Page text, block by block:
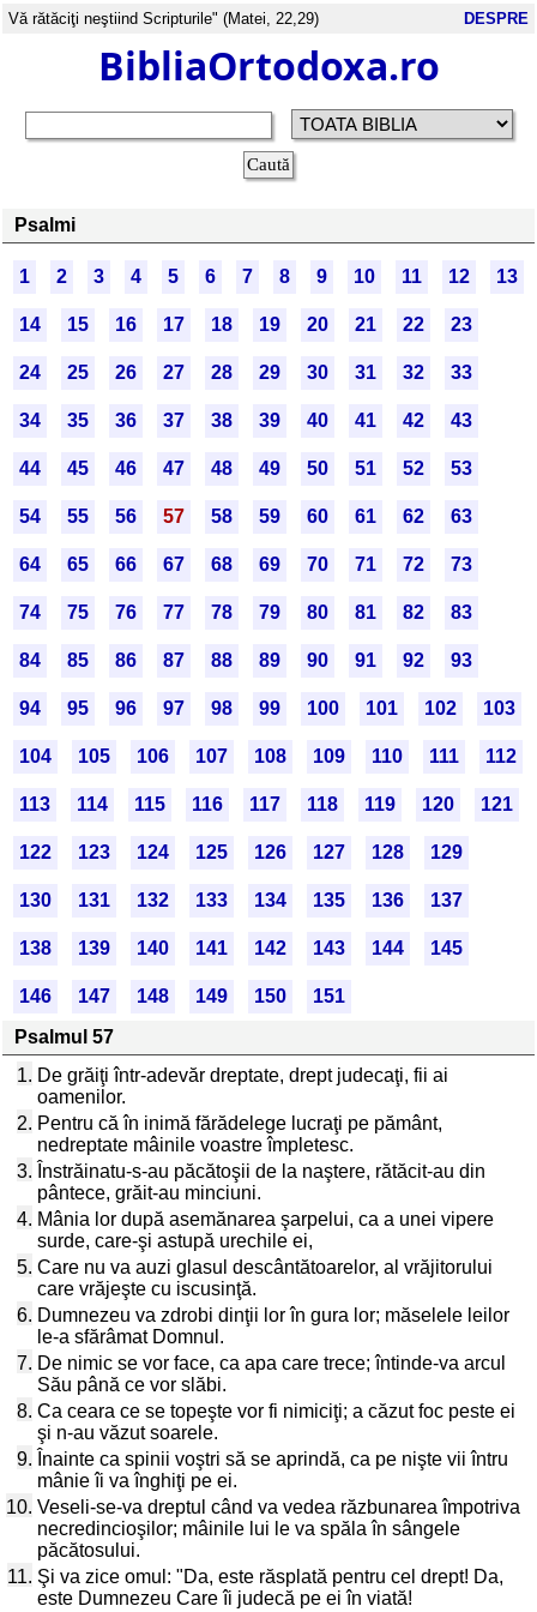
Vă rătăciţi neştiind Scripturile" (Matei, 22,29) DESPRE
BibliaOrtodoxa.ro
Psalmi
1 2 3 4 5 6 7 8 9 10 11 12 13
14 15 16 17 18 19 20 21 22 23
24 25 26 27 28 29 30 31 32 33
34 35 36 37 38 39 40 41 42 43
44 45 46 47 48 49 50 51 52 53
54 55 56 57 58 59 60 61 62 63
64 65 66 67 68 69 70 71 72 73
74 75 76 77 78 79 80 81 82 83
84 85 86 87 88 89 90 91 92 93
94 95 96 97 98 99 100 101 102 103
104 105 106 107 108 109 110 111 112
113 114 115 116 117 118 119 120 121
122 123 124 125 126 127 128 129
130 131 132 133 134 135 136 137
138 139 140 141 142 143 144 145
146 147 148 149 150
151
Psalmul 57
1. De grăiţi într-adevăr dreptate, drept judecaţi, fii ai
oamenilor.
2. Pentru că în inimă fărădelege lucraţi pe pământ,
nedreptate mâinile voastre împletesc.
3. Înstrăinatu-s-au păcătoşii de la naştere, rătăcit-au din
pântece, grăit-au minciuni.
4. Mânia lor după asemănarea şarpelui, ca a unei vipere
surde, care-şi astupă urechile ei,
5. Care nu va auzi glasul descântătoarelor, al vrăjitorului
care vrăjeşte cu iscusinţă.
6. Dumnezeu va zdrobi dinţii lor în gura lor; măselele leilor
le-a sfărâmat Domnul.
7. De nimic se vor face, ca apa care trece; întinde-va arcul
Său până ce vor slăbi.
8. Ca ceara ce se topeşte vor fi nimiciţi; a căzut foc peste ei
şi n-au văzut soarele.
9. Înainte ca spinii voştri să se aprindă, ca pe nişte vii întru
mânie îi va înghiţi pe ei.
10. Veseli-se-va dreptul când va vedea răzbunarea împotriva
necredincioşilor; mâinile lui le va spăla în sângele
păcătosului.
11. Şi va zice omul: "Da, este răsplată pentru cel drept! Da,
este Dumnezeu Care îi judecă pe ei în viată!